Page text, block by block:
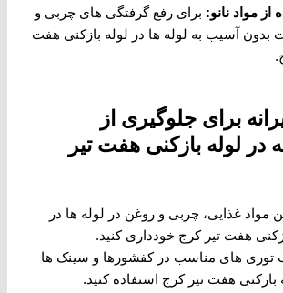
از مواد نانو: برای رفع گرفتگی های چربی و
بدون آسیب به لوله ها در لوله بازکنی هفت
برای جلوگیری از
در لوله بازکنی هفت تیر
مواد غذایی، چربی و روغن در لوله ها در
هفت تیر کرج خودداری کنید.
توری های مناسب در کفشورها و سینک ها
بازکنی هفت تیر کرج استفاده کنید.